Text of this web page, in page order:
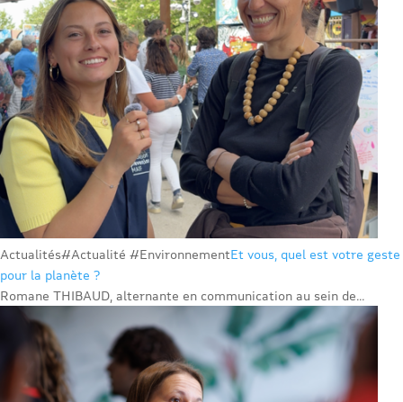
Actualités#Actualité #EnvironnementEt vous, quel est votre geste
pour la planète ?
Romane THIBAUD, alternante en communication au sein de...